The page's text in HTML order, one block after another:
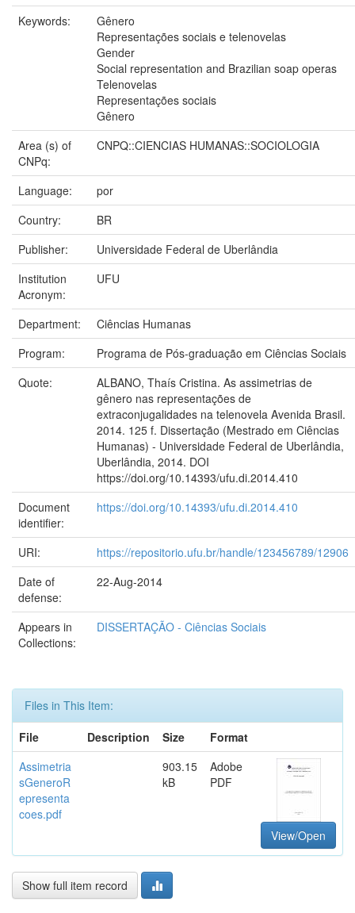
Keywords:
Gênero
Representações sociais e telenovelas
Gender
Social representation and Brazilian soap operas
Telenovelas
Representações sociais
Gênero
Area (s) of
CNPq:
CNPQ::CIENCIAS HUMANAS::SOCIOLOGIA
Language:
por
Country:
BR
Publisher:
Universidade Federal de Uberlândia
Institution
Acronym:
UFU
Department:
Ciências Humanas
Program:
Programa de Pós-graduação em Ciências Sociais
Quote:
ALBANO, Thaís Cristina. As assimetrias de
gênero nas representações de
extraconjugalidades na telenovela Avenida Brasil.
2014. 125 f. Dissertação (Mestrado em Ciências
Humanas) - Universidade Federal de Uberlândia,
Uberlândia, 2014. DOI
https://doi.org/10.14393/ufu.di.2014.410
Document
identifier:
https://doi.org/10.14393/ufu.di.2014.410
URI:
https://repositorio.ufu.br/handle/123456789/12906
Date of
defense:
22-Aug-2014
Appears in
Collections:
DISSERTAÇÃO - Ciências Sociais
Files in This Item:
File
Description Size
Format
Assimetria
sGeneroR
epresenta
coes.pdf
903.15
kB
Adobe
PDF
View/Open
Show full item record